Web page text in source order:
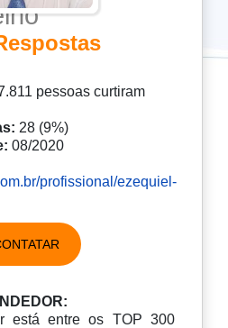
pessoas curtiram
28 (9%)
08/2020
profissional/ezequiel-
está entre os TOP 300